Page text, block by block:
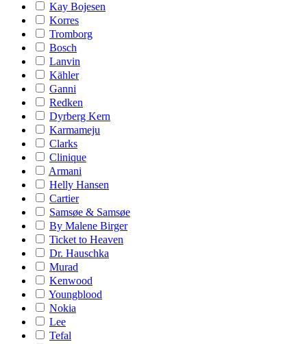
Kay Bojesen
Korres
Tromborg
Bosch
Lanvin
Kähler
Ganni
Redken
Dyrberg Kern
Karmameju
Clarks
Clinique
Armani
Helly Hansen
Cartier
Samsøe & Samsøe
By Malene Birger
Ticket to Heaven
Dr. Hauschka
Murad
Kenwood
Youngblood
Nokia
Lee
Tefal